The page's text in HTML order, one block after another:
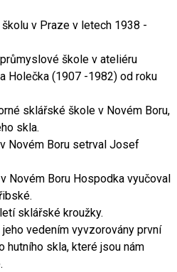
v Praze v letech 1938 -
škole v ateliéru
Holečka (1907 -1982) od roku
sklářské škole v Novém Boru,
skla.
Novém Boru setrval Josef
Novém Boru Hospodka vyučoval
sklářské kroužky.
vedením vyvzorovány první
hutního skla, které jsou nám